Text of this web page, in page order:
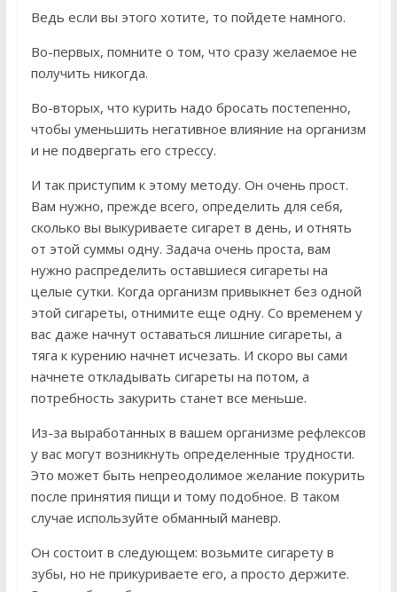
Ведь если вы этого хотите, то пойдете намного.
Во-первых, помните о том, что сразу желаемое не
получить никогда.
Во-вторых, что курить надо бросать постепенно,
чтобы уменьшить негативное влияние на организм
и не подвергать его стрессу.
И так приступим к этому методу. Он очень прост.
Вам нужно, прежде всего, определить для себя,
сколько вы выкуриваете сигарет в день, и отнять
от этой суммы одну. Задача очень проста, вам
нужно распределить оставшиеся сигареты на
целые сутки. Когда организм привыкнет без одной
этой сигареты, отнимите еще одну. Со временем у
вас даже начнут оставаться лишние сигареты, а
тяга к курению начнет исчезать. И скоро вы сами
начнете откладывать сигареты на потом, а
потребность закурить станет все меньше.
Из-за выработанных в вашем организме рефлексов
у вас могут возникнуть определенные трудности.
Это может быть непреодолимое желание покурить
после принятия пищи и тому подобное. В таком
случае используйте обманный маневр.
Он состоит в следующем: возьмите сигарету в
зубы, но не прикуриваете его, а просто держите.